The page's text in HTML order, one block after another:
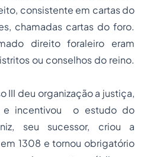
consistente em cartas do
chamadas cartas do foro.
direitoforaleiro eram
ou conselhos do reino.
deu organização a justiça,
e incentivou o estudo do
seu sucessor, criou a
1308 e tornou obrigatório